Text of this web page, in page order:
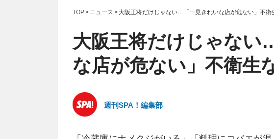
TOP ニュース 大阪王将だけじゃない…「一見きれいな店が危ない」不衛
大阪王将だけじゃない
な店が危ない」不衛生
週刊SPA！編集部